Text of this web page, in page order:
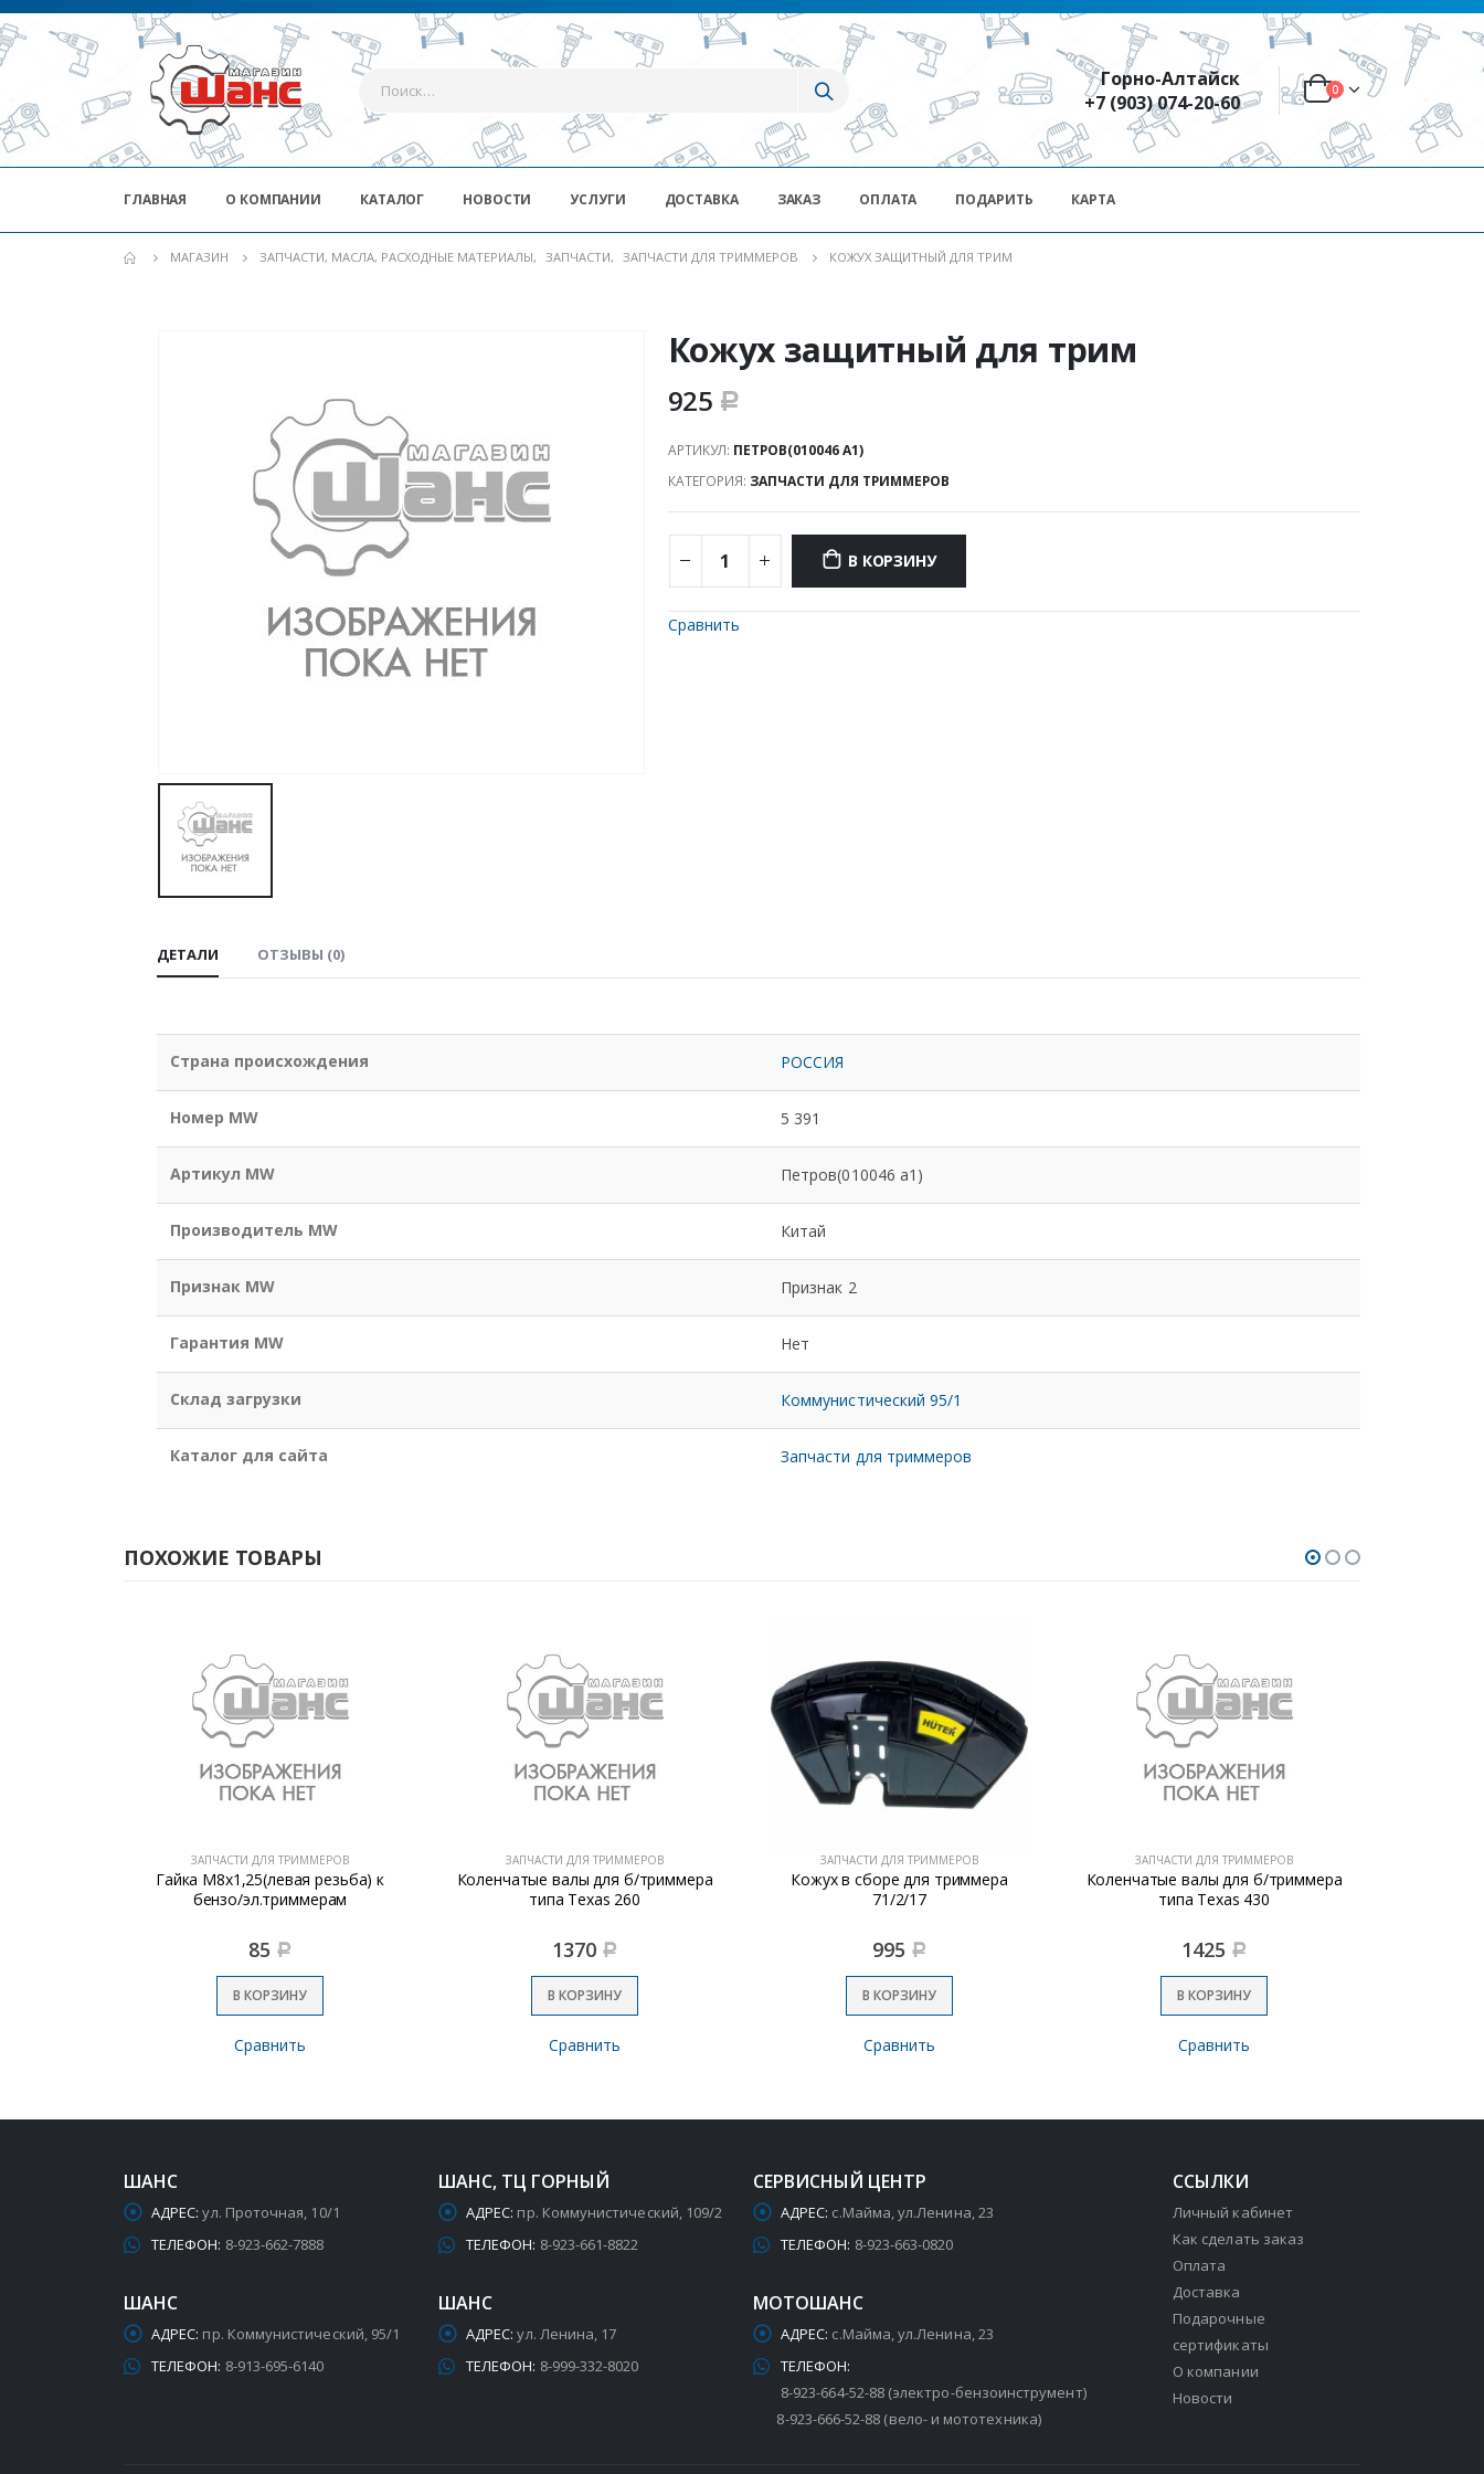
Горно-Алтайск
+7 (903) 074-20-60
0
ГЛАВНАЯ О КОМПАНИИ КАТАЛОГ НОВОСТИ УСЛУГИ ДОСТАВКА ЗАКАЗ ОПЛАТА ПОДАРИТЬ КАРТА
МАГАЗИН ЗАПЧАСТИ, МАСЛА, РАСХОДНЫЕ МАТЕРИАЛЫ, ЗАПЧАСТИ, ЗАПЧАСТИ ДЛЯ ТРИММЕРОВ КОЖУХ ЗАЩИТНЫЙ ДЛЯ ТРИМ
Кожух защитный для трим
925 Р
АРТИКУЛ: ПЕТРОВ(010046 А1)
КАТЕГОРИЯ: ЗАПЧАСТИ ДЛЯ ТРИММЕРОВ
В КОРЗИНУ
Сравнить
ДЕТАЛИ ОТЗЫВЫ (0)
Страна происхождения РОССИЯ
Номер MW 5 391
Артикул MW Петров(010046 а1)
Производитель MW Китай
Признак MW Признак 2
Гарантия MW Нет
Склад загрузки Коммунистический 95/1
Каталог для сайта Запчасти для триммеров
ПОХОЖИЕ ТОВАРЫ
ЗАПЧАСТИ ДЛЯ ТРИММЕРОВ
Гайка М8х1,25(левая резьба) к
бензо/эл.триммерам
85 Р
В КОРЗИНУ
Сравнить
ЗАПЧАСТИ ДЛЯ ТРИММЕРОВ
Коленчатые валы для б/триммера
типа Texas 260
1370 Р
В КОРЗИНУ
Сравнить
ЗАПЧАСТИ ДЛЯ ТРИММЕРОВ
Кожух в сборе для триммера
71/2/17
995 Р
В КОРЗИНУ
Сравнить
ЗАПЧАСТИ ДЛЯ ТРИММЕРОВ
Коленчатые валы для б/триммера
типа Texas 430
1425 Р
В КОРЗИНУ
Сравнить
ШАНС
АДРЕС: ул. Проточная, 10/1
ТЕЛЕФОН: 8-923-662-7888
ШАНС
АДРЕС: пр. Коммунистический, 95/1
ТЕЛЕФОН: 8-913-695-6140
ШАНС, ТЦ ГОРНЫЙ
АДРЕС: пр. Коммунистический, 109/2
ТЕЛЕФОН: 8-923-661-8822
ШАНС
АДРЕС: ул. Ленина, 17
ТЕЛЕФОН: 8-999-332-8020
СЕРВИСНЫЙ ЦЕНТР
АДРЕС: с.Майма, ул.Ленина, 23
ТЕЛЕФОН: 8-923-663-0820
МОТОШАНС
АДРЕС: с.Майма, ул.Ленина, 23
ТЕЛЕФОН:
8-923-664-52-88 (электро-бензоинструмент)
8-923-666-52-88 (вело- и мототехника)
ССЫЛКИ
Личный кабинет
Как сделать заказ
Оплата
Доставка
Подарочные
сертификаты
О компании
Новости